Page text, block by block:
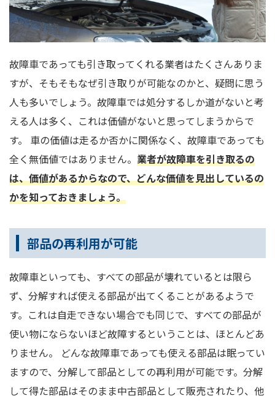
故障車であっても引き取ってくれる業者はたくさんありま
すが、そもそもなぜ引き取りが可能なのかと、疑問に思う
人も多いでしょう。故障車では処分するしか道がないと考
える人は多く、これは価値がないと思ってしまうからで
す。 車の価値は走るか否かに関係なく、故障車であっても
全く無価値ではありません。 業者が故障車を引き取るの
は、価値があるからなので、どんな価値を見出しているの
かを知っておきましょう。
部品の再利用が可能
故障車といっても、すべての部品が壊れているとは限ら
ず、分解すれば使える部品が出てくることがあるようで
す。これは自走できない場合でも同じで、すべての部品が
使い物にならないほど故障するということは、ほとんどあ
りません。 どんな故障車であっても使える部品は眠ってい
ますので、分解して部品としての再利用が可能です。分解
して得た部品はそのまま中古部品として販売されたり、他